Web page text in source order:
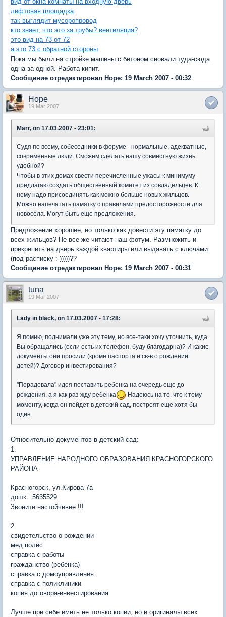
лифтовая площадка
так выглядит мусоропровод
кто знает, что это за трубы? вентиляция?
это вид на 73 от 72
а это 73 с обратной стороны
Пока мы были на стройке машины с бетоном сновали туда-сюда
одна за одной. Работа кипит.
Сообщение отредактировал Hope: 19 March 2007 - 00:32
Hope
19 Mar 2007
Marr, on 17.03.2007 - 23:01:
Судя по всему, собеседники в форуме - нормальные, адекватные,
современные люди. Сможем сделать нашу совместную жизнь
удобной?
Чтобы в этих домах свести перечисленные ужасы к минимуму
предлагаю создать общественный комитет из совладельцев. К
нему надо присоединять как можно больше новых жильцов.
Можно напечатать памятку с правилами предосторожности для
новосела. Могут быть еще предложения.
Предложение хорошее, но только как довести эту памятку до
всех жильцов? Не все же читают наш фотум. Размножить и
прикрепить на дверь каждой квартиры или выдавать с ключами
(под расписку :-)))))??
Сообщение отредактировал Hope: 19 March 2007 - 00:31
tuna
19 Mar 2007
Lady in black, on 17.03.2007 - 17:28:
Я помню, поднимали уже эту тему, но все-таки хочу уточнить, куда
Вы обращались (если есть их телефон, буду благодарна)? И какие
документы они просили (кроме паспорта и св-в о рождении
детей)? Договор инвестирования?
"Порадовала" идея поставить ребенка на очередь еще до
рождения, а я как раз жду ребенка
Надеюсь на то, что к тому
моменту, когда он пойдет в детский сад, построят еще хотя бы
один.
Относительно документов в детский сад:
1.
УПРАВЛЕНИЕ НАРОДНОГО ОБРАЗОВАНИЯ КРАСНОГОРСКОГО
РАЙОНА
Красногорск, ул.Кирова 7а
дошк.: 5635529
Звоните настойчивее !!!
2.
свидетельство о рождении
мед полис
справка с работы
гражданство (ребенка)
справка с домоуправления
справка с поликлиники
копия договора-инвестирования
Лучше при себе иметь не только копии, но и оригиналы всех